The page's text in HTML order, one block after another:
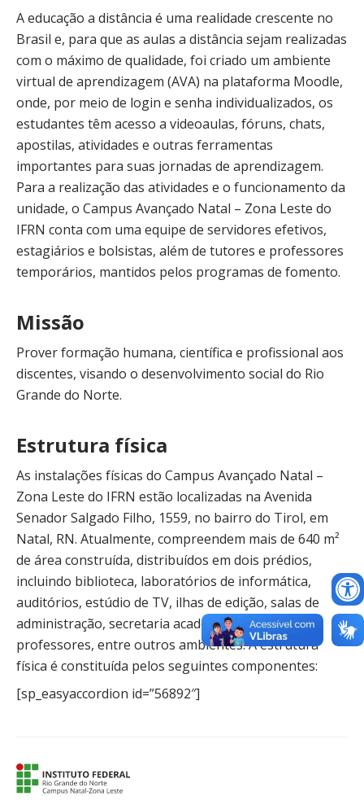
A educação a distância é uma realidade crescente no
Brasil e, para que as aulas a distância sejam realizadas
com o máximo de qualidade, foi criado um ambiente
virtual de aprendizagem (AVA) na plataforma Moodle,
onde, por meio de login e senha individualizados, os
estudantes têm acesso a videoaulas, fóruns, chats,
apostilas, atividades e outras ferramentas
importantes para suas jornadas de aprendizagem.
Para a realização das atividades e o funcionamento da
unidade, o Campus Avançado Natal – Zona Leste do
IFRN conta com uma equipe de servidores efetivos,
estagiários e bolsistas, além de tutores e professores
temporários, mantidos pelos programas de fomento.
Missão
Prover formação humana, científica e profissional aos
discentes, visando o desenvolvimento social do Rio
Grande do Norte.
Estrutura física
As instalações físicas do Campus Avançado Natal –
Zona Leste do IFRN estão localizadas na Avenida
Senador Salgado Filho, 1559, no bairro do Tirol, em
Natal, RN. Atualmente, compreendem mais de 640 m²
de área construída, distribuídos em dois prédios,
incluindo biblioteca, laboratórios de informática,
auditórios, estúdio de TV, ilhas de edição, salas de
administração, secretaria acadêmica, sala dos
professores, entre outros ambientes. A estrutura
física é constituída pelos seguintes componentes:
[sp_easyaccordion id=”56892″]